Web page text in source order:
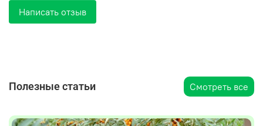
Написать отзыв
Полезные статьи Смотреть все